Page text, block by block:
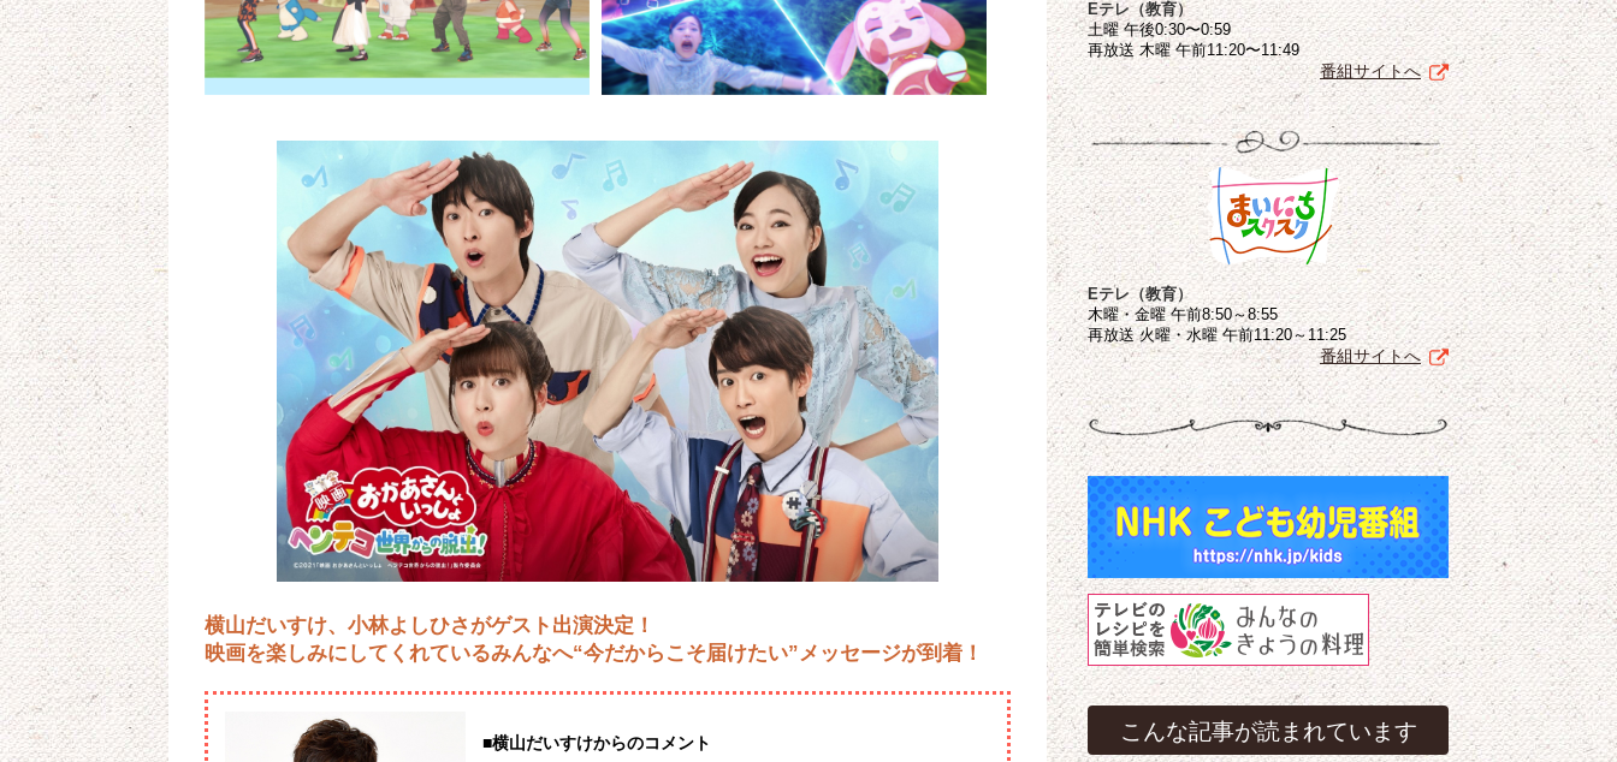
横山だいすけ、小林よしひさがゲスト出演決定！
映画を楽しみにしてくれているみんなへ“今だからこそ届けたい”メッセージが到着！
■横山だいすけからのコメント
Eテレ（教育）
土曜 午後0:30〜0:59
再放送 木曜 午前11:20〜11:49
番組サイトへ
Eテレ（教育）
木曜・金曜 午前8:50～8:55
再放送 火曜・水曜 午前11:20～11:25
番組サイトへ
こんな記事が読まれています